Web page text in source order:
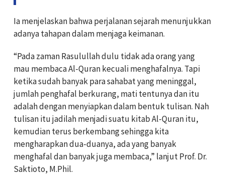
Ia menjelaskan bahwa perjalanan sejarah menunjukkan
adanya tahapan dalam menjaga keimanan.
“Pada zaman Rasulullah dulu tidak ada orang yang
mau membaca Al-Quran kecuali menghafalnya. Tapi
ketika sudah banyak para sahabat yang meninggal,
jumlah penghafal berkurang, mati tentunya dan itu
adalah dengan menyiapkan dalam bentuk tulisan. Nah
tulisan itu jadilah menjadi suatu kitab Al-Quran itu,
kemudian terus berkembang sehingga kita
mengharapkan dua-duanya, ada yang banyak
menghafal dan banyak juga membaca,” lanjut Prof. Dr.
Saktioto, M.Phil.